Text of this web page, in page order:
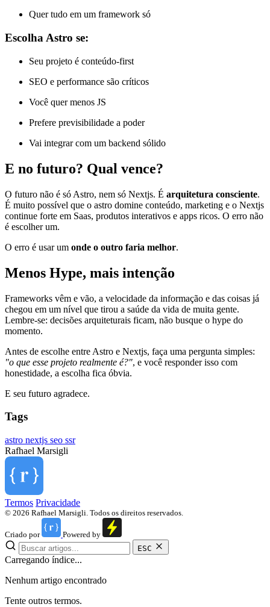
Quer tudo em um framework só
Escolha Astro se:
Seu projeto é conteúdo-first
SEO e performance são críticos
Você quer menos JS
Prefere previsibilidade a poder
Vai integrar com um backend sólido
E no futuro? Qual vence?
O futuro não é só Astro, nem só Nextjs. É arquitetura consciente.
É muito possível que o astro domine conteúdo, marketing e o Nextjs
continue forte em Saas, produtos interativos e apps ricos. O erro não
é escolher um.
O erro é usar um onde o outro faria melhor.
Menos Hype, mais intenção
Frameworks vêm e vão, a velocidade da informação e das coisas já
chegou em um nível que tirou a saúde da vida de muita gente.
Lembre-se: decisões arquiteturais ficam, não busque o hype do
momento.
Antes de escolhe entre Astro e Nextjs, faça uma pergunta simples:
"o que esse projeto realmente é?", e você responder isso com
honestidade, a escolha fica óbvia.
E seu futuro agradece.
Tags
astro nextjs seo ssr
Rafhael Marsigli
Termos Privacidade
© 2026 Rafhael Marsigli. Todos os direitos reservados.
Criado por
Powered by
ESC
Carregando índice...
Nenhum artigo encontrado
Tente outros termos.